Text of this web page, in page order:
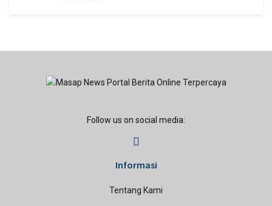
Follow us on social media:
Informasi
Tentang Kami